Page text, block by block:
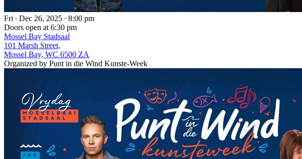
Fri ∙ Dec 26, 2025 ∙ 8:00 pm
Doors open at 6:30 pm
Mossel Bay Stadsaal
101 Marsh Street,
Mossel Bay, WC 6500 ZA
Organized by Punt in die Wind Kunste-Week